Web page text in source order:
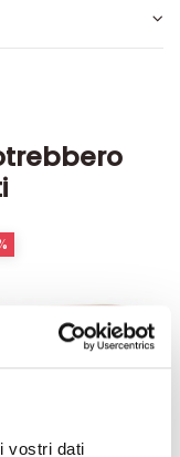
vostri dati